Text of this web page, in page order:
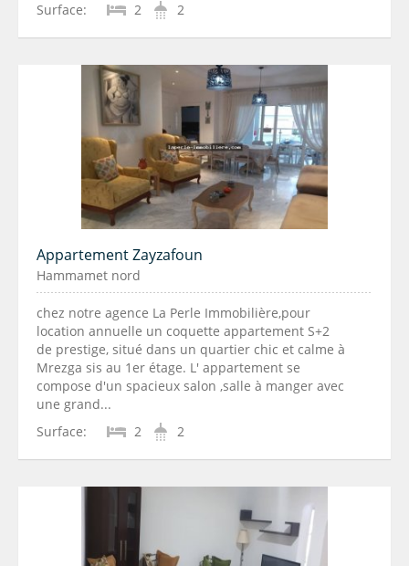
Surface:
2 2
Appartement Zayzafoun
Hammamet nord
chez notre agence La Perle Immobilière,pour
location annuelle un coquette appartement S+2
de prestige, situé dans un quartier chic et calme à
Mrezga sis au 1er étage. L' appartement se
compose d'un spacieux salon ,salle à manger avec
une grand...
Surface:
2 2